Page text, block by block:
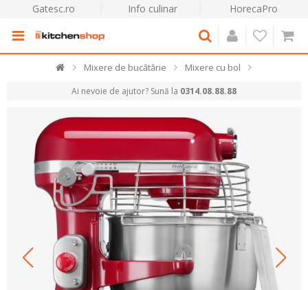
Gatesc.ro Info culinar HorecaPro
Mixere de bucătărie Mixere cu bol
Ai nevoie de ajutor? Sună la 0314.08.88.88